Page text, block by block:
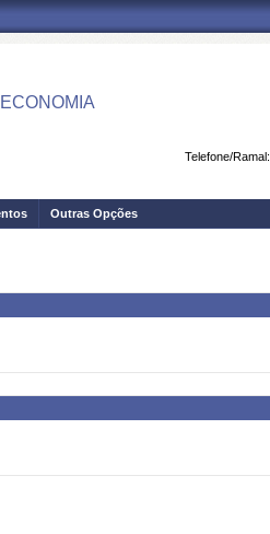
Telefone/Ramal:
Outras Opções